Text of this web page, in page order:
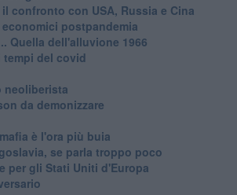
confronto con USA, Russia e Cina
postpandemia
Quella dell'alluvione 1966
tempi del covid
neoliberista
da demonizzare
è l'ora più buia
se parla troppo poco
per gli Stati Uniti d'Europa